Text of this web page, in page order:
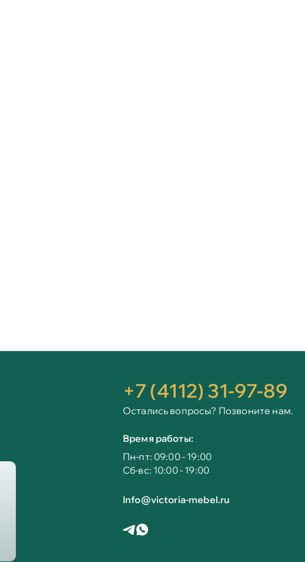
+7 (4112) 31-97-89
Остались вопросы? Позвоните нам.
Время работы:
Пн-пт: 09:00 - 19:00
Сб-вс: 10:00 - 19:00
Info@victoria-mebel.ru